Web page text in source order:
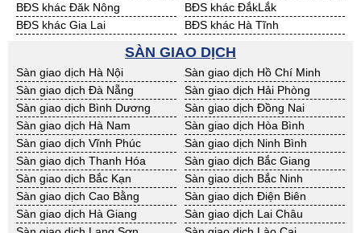
BĐS khác Đăk Nông
BĐS khác ĐắkLắk
BĐS khác Gia Lai
BĐS khác Hà Tĩnh
BĐS khác Ninh Thuận
BĐS khác Phú Yên
BĐS khác Quảng Bình
BĐS khác Quảng Nam
BĐS khác Quảng Ngãi
BĐS khác Bà Rịa - VT
BĐS khác Cần Thơ
BĐS khác An Giang
BĐS khác Bạc Liêu
BĐS khác Bến Tre
BĐS khác Bình Phước
BĐS khác Cà Mau
BĐS khác Đồng Tháp
BĐS khác Hậu Giang
BĐS khác Kiên Giang
BĐS khác Long An
BĐS khác Sóc Trăng
BĐS khác Tây Ninh
BĐS khác Tiền Giang
BĐS khác Trà Vinh
SÀN GIAO DỊCH
Sàn giao dịch Hà Nội
Sàn giao dịch Hồ Chí Minh
Sàn giao dịch Đà Nẵng
Sàn giao dịch Hải Phòng
Sàn giao dịch Bình Dương
Sàn giao dịch Đồng Nai
Sàn giao dịch Hà Nam
Sàn giao dịch Hòa Bình
Sàn giao dịch Vĩnh Phúc
Sàn giao dịch Ninh Bình
Sàn giao dịch Thanh Hóa
Sàn giao dịch Bắc Giang
Sàn giao dịch Bắc Kạn
Sàn giao dịch Bắc Ninh
Sàn giao dịch Cao Bằng
Sàn giao dịch Điện Biên
Sàn giao dịch Hà Giang
Sàn giao dịch Lai Châu